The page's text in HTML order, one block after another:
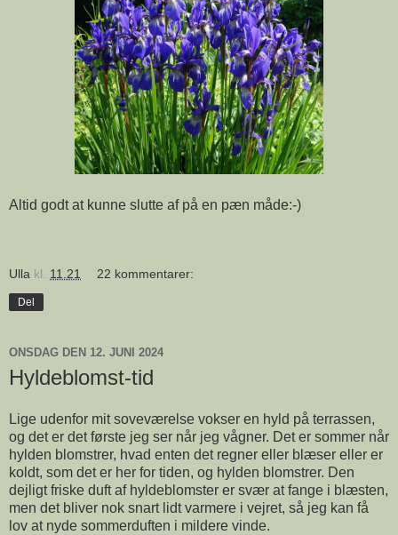
Altid godt at kunne slutte af på en pæn måde:-)
Ulla kl. 11.21 22 kommentarer:
Del
ONSDAG DEN 12. JUNI 2024
Hyldeblomst-tid
Lige udenfor mit soveværelse vokser en hyld på terrassen,
og det er det første jeg ser når jeg vågner. Det er sommer når
hylden blomstrer, hvad enten det regner eller blæser eller er
koldt, som det er her for tiden, og hylden blomstrer. Den
dejligt friske duft af hyldeblomster er svær at fange i blæsten,
men det bliver nok snart lidt varmere i vejret, så jeg kan få
lov at nyde sommerduften i mildere vinde.